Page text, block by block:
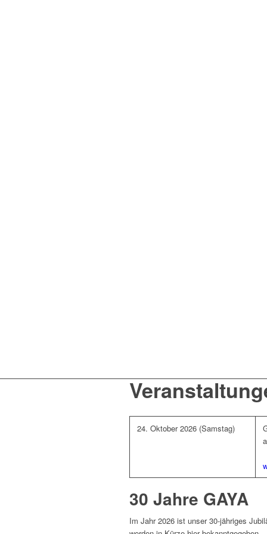
24. Oktober 2026 (Samstag)
30 Jahre GAYA
Im Jahr 2026 ist unser 30-jähriges